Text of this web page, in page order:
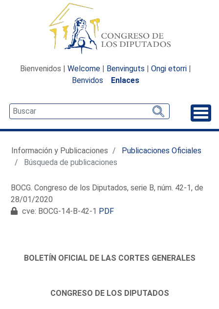
Bienvenidos | Welcome | Benvinguts | Ongi etorri |
Benvidos
Enlaces
Información y Publicaciones
Publicaciones Oficiales
Búsqueda de publicaciones
BOCG. Congreso de los Diputados, serie B, núm. 42-1, de
28/01/2020
cve: BOCG-14-B-42-1 PDF
BOLETÍN OFICIAL DE LAS CORTES GENERALES
CONGRESO DE LOS DIPUTADOS